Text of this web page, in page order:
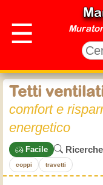
☰
Tetti
comfort e
energetico
Facile
coppi travetti